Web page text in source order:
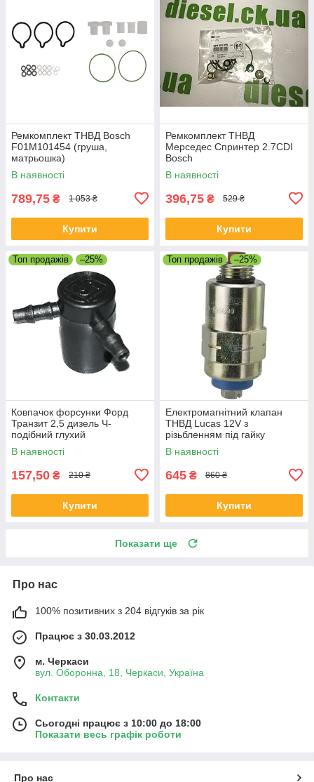
Ремкомплект ТНВД Bosch
F01M101454 (груша,
матрьошка)
В наявності
789,75 ₴ 1 053 ₴
Купити
Ремкомплект ТНВД
Мерседес Спринтер 2.7CDI
Bosch
В наявності
396,75 ₴ 529 ₴
Купити
Топ продажів –25%
Ковпачок форсунки Форд
Транзит 2,5 дизель Ч-
подібний глухий
В наявності
157,50 ₴ 210 ₴
Купити
Топ продажів –25%
Електромагнітний клапан
ТНВД Lucas 12V з
різьбленням під гайку
В наявності
645 ₴ 860 ₴
Купити
Показати ще
Про нас
100% позитивних з 204 відгуків за рік
Працює з 30.03.2012
м. Черкаси
вул. Оборонна, 18, Черкаси, Україна
Контакти
Сьогодні працює з 10:00 до 18:00
Показати весь графік роботи
Про нас